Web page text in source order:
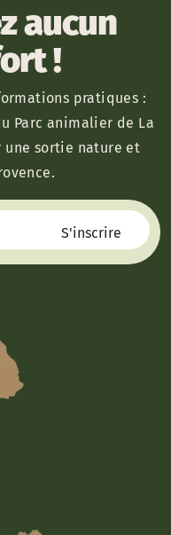
aucun
!
pratiques :
Parc animalier de La
une sortie nature et